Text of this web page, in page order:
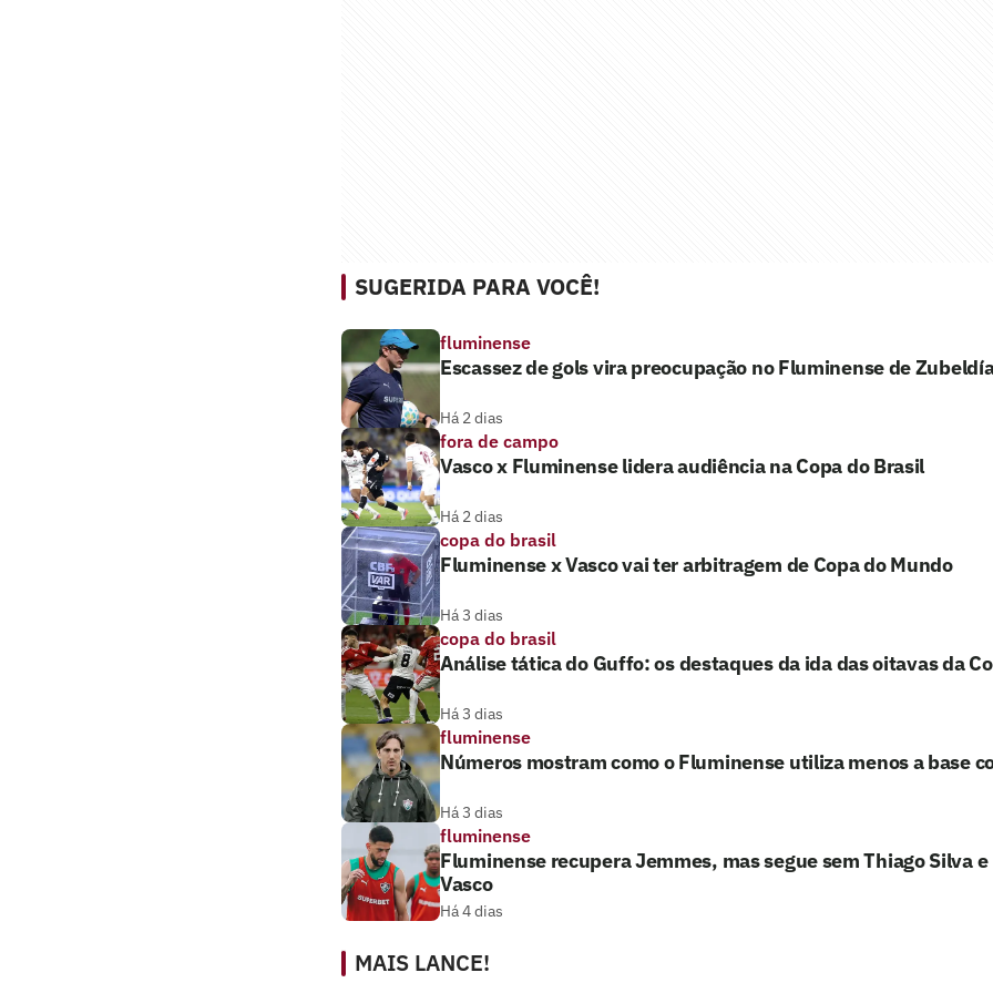
SUGERIDA PARA VOCÊ!
fluminense
Escassez de gols vira preocupação no Fluminense de
Há 2 dias
fora de campo
Vasco x Fluminense lidera audiência na Copa do Brasil
Há 2 dias
copa do brasil
Fluminense x Vasco vai ter arbitragem de Copa do Mundo
Há 3 dias
copa do brasil
Análise tática do Guffo: os destaques da ida das oitavas da
Há 3 dias
fluminense
Números mostram como o Fluminense utiliza menos a base
Há 3 dias
fluminense
Fluminense recupera Jemmes, mas segue sem Thiago Silva
Vasco
Há 4 dias
MAIS LANCE!